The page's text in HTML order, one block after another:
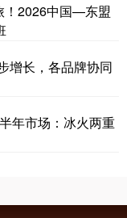
！2026中国—东盟
增长，各品牌协同
年市场：冰火两重